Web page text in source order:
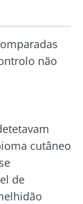
não
cutâneo
de